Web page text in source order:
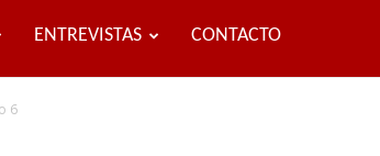
ENTREVISTAS CONTACTO
6